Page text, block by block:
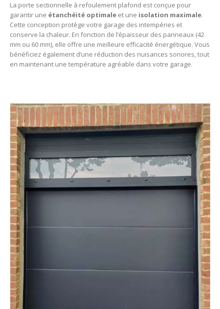
La porte sectionnelle à refoulement plafond est conçue pour
garantir une étanchéité optimale et une isolation maximale.
Cette conception protège votre garage des intempéries et
conserve la chaleur. En fonction de l’épaisseur des panneaux (42
mm ou 60 mm), elle offre une meilleure efficacité énergétique. Vous
bénéficiez également d’une réduction des nuisances sonores, tout
en maintenant une température agréable dans votre garage.